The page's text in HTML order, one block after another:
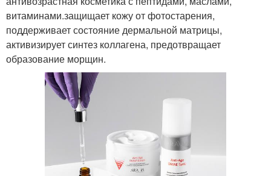
витаминами.защищает кожу от фотостарения,
поддерживает состояние дермальной матрицы,
активизирует синтез коллагена, предотвращает
образование морщин.